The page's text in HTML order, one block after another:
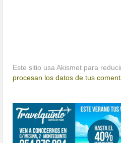
Este sitio usa Akismet para
procesan los datos de tus